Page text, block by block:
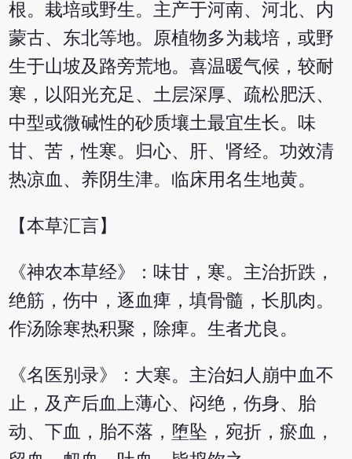
根。栽培或野生。主产于河南、河北、内
蒙古、东北等地。原植物多为栽培，或野
生于山坡及路旁荒地。喜温暖气候，较耐
寒，以阳光充足、土层深厚、疏松肥沃、
中型或微碱性的砂质壤土最宜生长。味
甘、苦，性寒。归心、肝、肾经。功效清
热凉血、养阴生津。临床用名生地黄。
【本草汇言】
《神农本草经》：味甘，寒。主治折跌，
绝筋，伤中，逐血痺，填骨髓，长肌肉。
作汤除寒热积聚，除痺。生者尤良。
《名医别录》：大寒。主治妇人崩中血不
止，及产后血上薄心、闷绝，伤身、胎
动、下血，胎不落，堕坠，宛折，瘀血，